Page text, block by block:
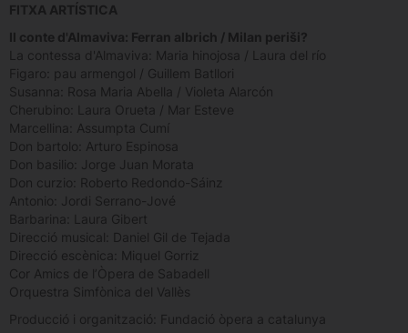
FITXA ARTÍSTICA
Il conte d'Almaviva: Ferran albrich / Milan periši?
La contessa d'Almaviva: Maria hinojosa / Laura del río
Figaro: pau armengol / Guillem Batllori
Susanna: Rosa Maria Abella / Violeta Alarcón
Cherubino: Laura Orueta / Mar Esteve
Marcellina: Assumpta Cumí
Don bartolo: Arturo Espinosa
Don basilio: Jorge Juan Morata
Don curzio: Roberto Redondo-Sáinz
Antonio: Jordi Serrano-Jové
Barbarina: Laura Gibert
Direcció musical: Daniel Gil de Tejada
Direcció escènica: Miquel Gorriz
Cor Amics de l’Òpera de Sabadell
Orquestra Simfònica del Vallès
Producció i organització: Fundació òpera a catalunya